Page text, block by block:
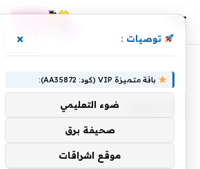
توصيات : ×
باقة متميزة VIP (كود: AA35872):
ضوء التعليمي
صحيفة برق
موقع اشراقات